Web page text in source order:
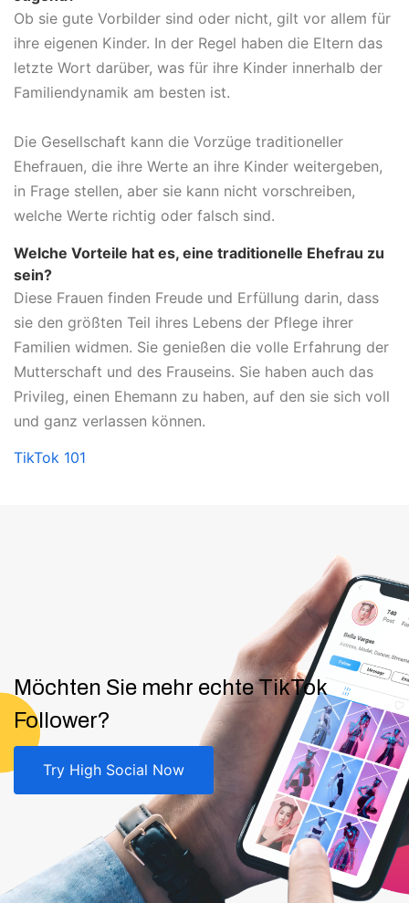
Ob sie gute Vorbilder sind oder nicht, gilt vor allem für
ihre eigenen Kinder. In der Regel haben die Eltern das
letzte Wort darüber, was für ihre Kinder innerhalb der
Familiendynamik am besten ist.
Die Gesellschaft kann die Vorzüge traditioneller
Ehefrauen, die ihre Werte an ihre Kinder weitergeben,
in Frage stellen, aber sie kann nicht vorschreiben,
welche Werte richtig oder falsch sind.
Welche Vorteile hat es, eine traditionelle Ehefrau zu
sein?
Diese Frauen finden Freude und Erfüllung darin, dass
sie den größten Teil ihres Lebens der Pflege ihrer
Familien widmen. Sie genießen die volle Erfahrung der
Mutterschaft und des Frauseins. Sie haben auch das
Privileg, einen Ehemann zu haben, auf den sie sich voll
und ganz verlassen können.
TikTok 101
Möchten Sie mehr echte TikTok
Follower?
Try High Social Now